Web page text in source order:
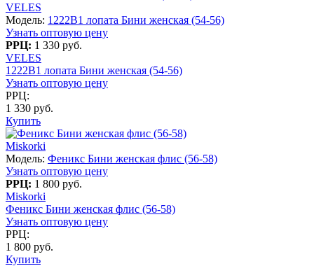
VELES
Модель: 1222В1 лопата Бини женская (54-56)
Узнать оптовую цену
РРЦ: 1 330 руб.
VELES
1222В1 лопата Бини женская (54-56)
Узнать оптовую цену
РРЦ:
1 330 руб.
Купить
Miskorki
Модель: Феникс Бини женская флис (56-58)
Узнать оптовую цену
РРЦ: 1 800 руб.
Miskorki
Феникс Бини женская флис (56-58)
Узнать оптовую цену
РРЦ:
1 800 руб.
Купить